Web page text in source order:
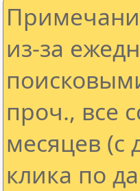
из-за
проч., все
месяцев (с
клика по